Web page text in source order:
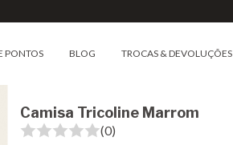
PONTOS BLOG TROCAS & DEVOLUÇÕES
Camisa Tricoline Marrom
(0)